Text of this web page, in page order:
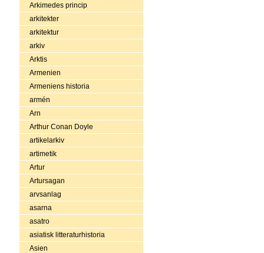
Arkimedes princip
arkitekter
arkitektur
arkiv
Arktis
Armenien
Armeniens historia
armén
Arn
Arthur Conan Doyle
artikelarkiv
artimetik
Artur
Artursagan
arvsanlag
asarna
asatro
asiatisk litteraturhistoria
Asien